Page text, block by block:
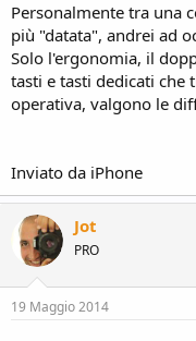
Personalmente tra una
più "datata", andrei ad
Solo l'ergonomia, il
tasti e tasti dedicati
operativa, valgono le
Inviato da iPhone
Jot
PRO
19 Maggio 2014